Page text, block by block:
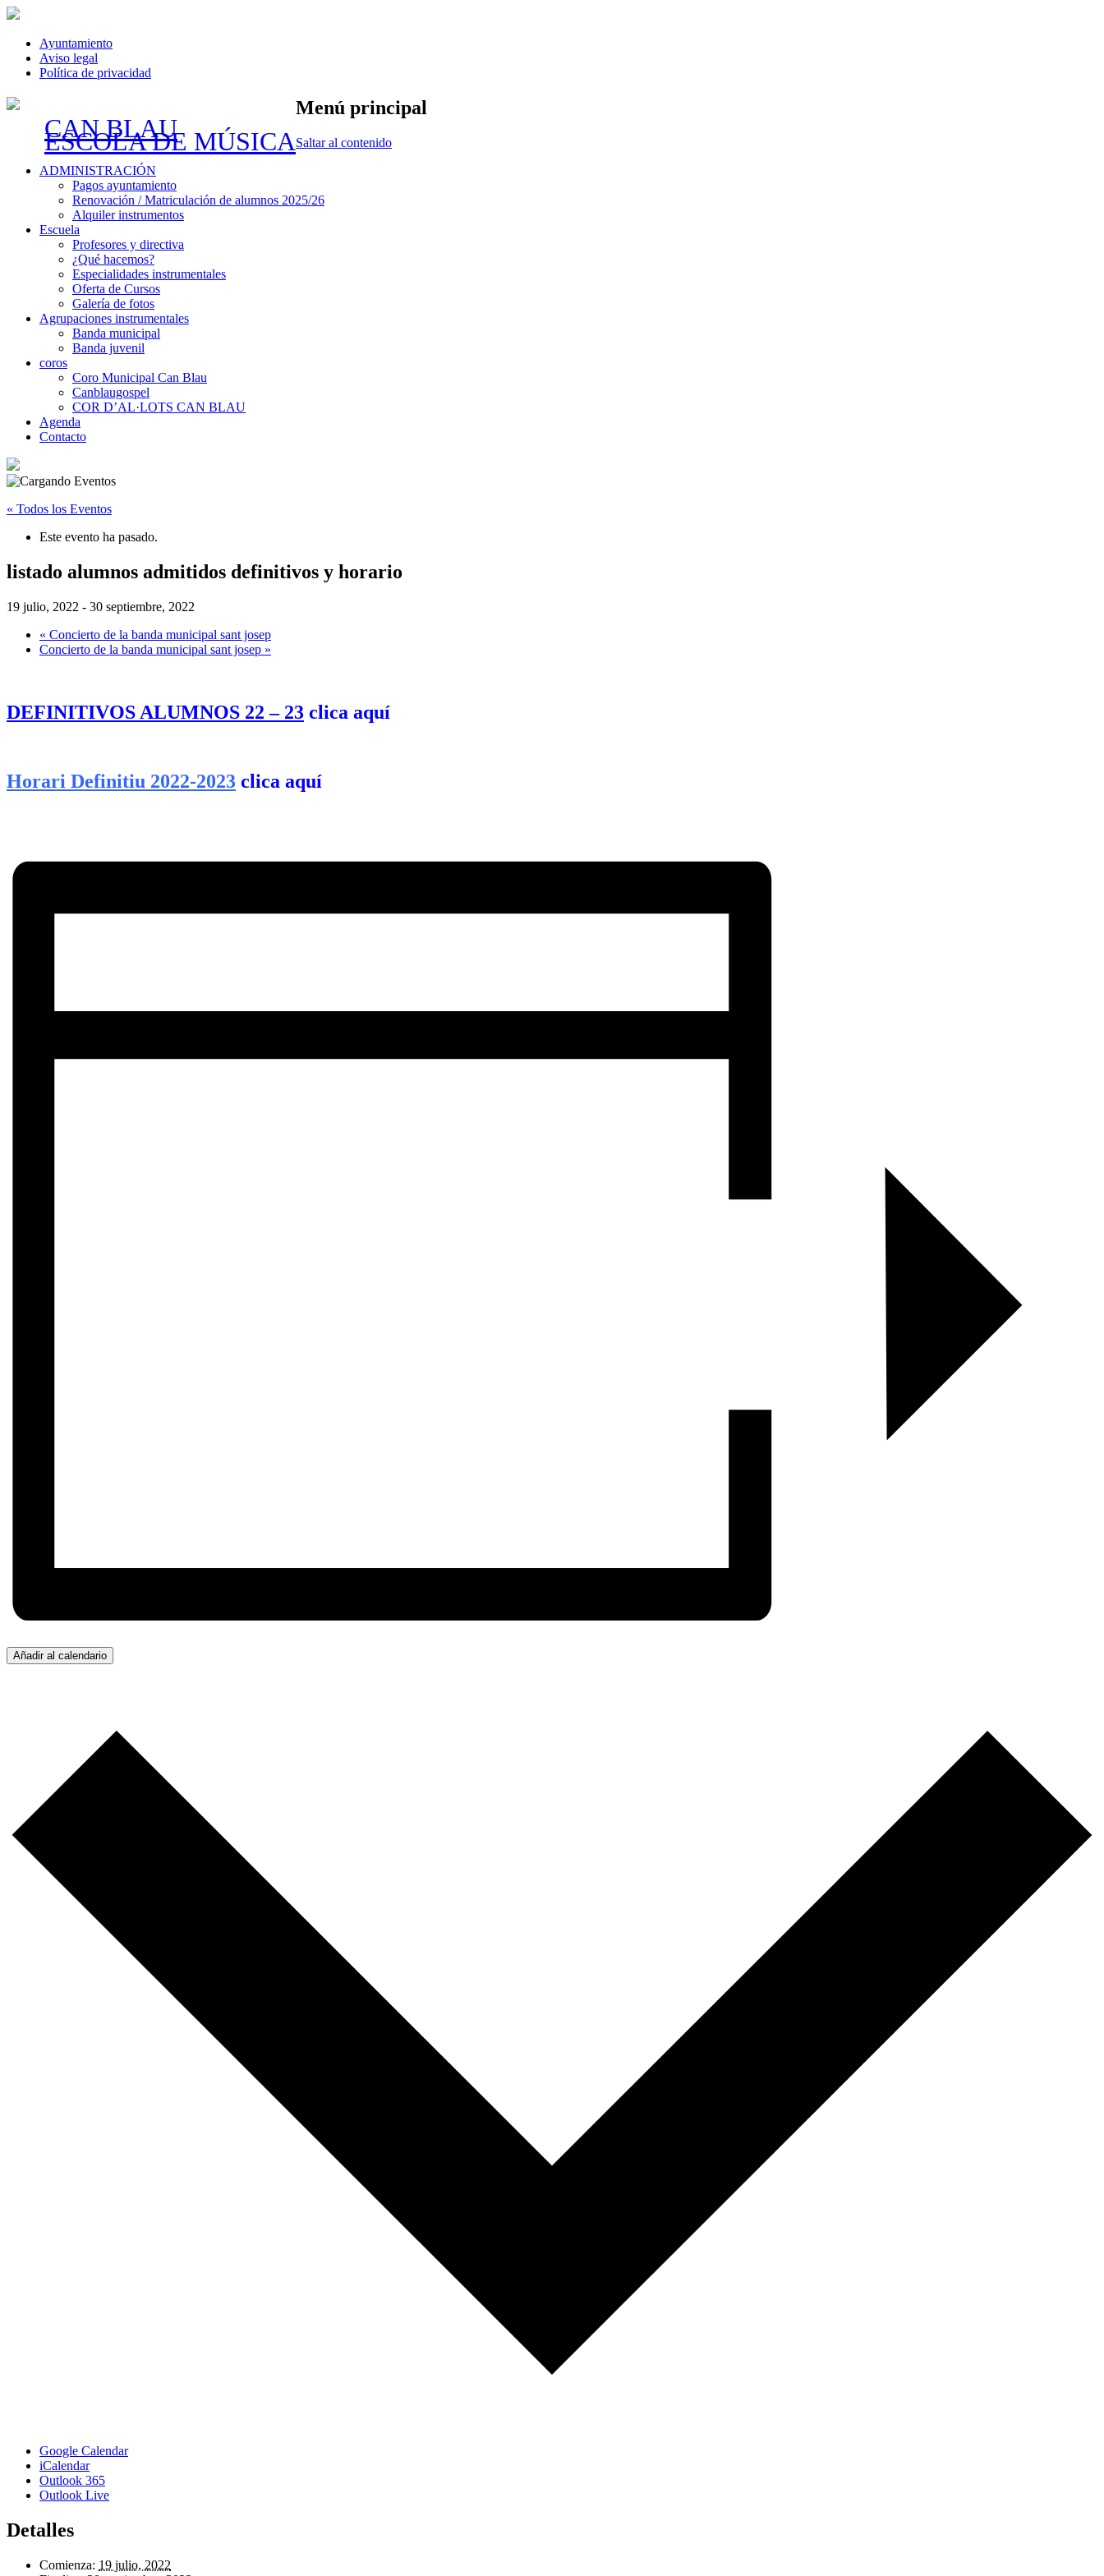
Ayuntamiento
Aviso legal
Política de privacidad
CAN BLAU
ESCOLA DE MÚSICA
Menú principal
Saltar al contenido
ADMINISTRACIÓN
Pagos ayuntamiento
Renovación / Matriculación de alumnos 2025/26
Alquiler instrumentos
Escuela
Profesores y directiva
¿Qué hacemos?
Especialidades instrumentales
Oferta de Cursos
Galería de fotos
Agrupaciones instrumentales
Banda municipal
Banda juvenil
coros
Coro Municipal Can Blau
Canblaugospel
COR D’AL·LOTS CAN BLAU
Agenda
Contacto
« Todos los Eventos
Este evento ha pasado.
listado alumnos admitidos definitivos y horario
19 julio, 2022 - 30 septiembre, 2022
« Concierto de la banda municipal sant josep
Concierto de la banda municipal sant josep »
DEFINITIVOS ALUMNOS 22 – 23 clica aquí
Horari Definitiu 2022-2023 clica aquí
Añadir al calendario
Google Calendar
iCalendar
Outlook 365
Outlook Live
Detalles
Comienza: 19 julio, 2022